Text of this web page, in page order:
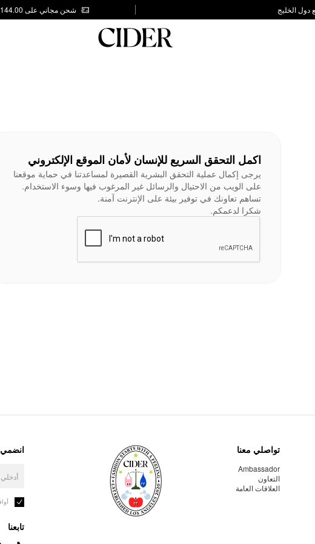
شحن مجاني على AED 144.00
اكمل التحقق السريع للإنسان لأمان الموقع الإلكتروني
يرجى إكمال عملية التحقق البشرية القصيرة لمساعدتنا في حماية موقعنا
على الويب من الاحتيال والرسائل غير المرغوب فيها وسوء الاستخدام.
تساهم تعاونك في توفير بيئة على الإنترنت آمنة.
شكرا لدعمكم.
تواصلي معنا
Ambassador
التعاون
العلاقات العامة
انضمي
تابعنا